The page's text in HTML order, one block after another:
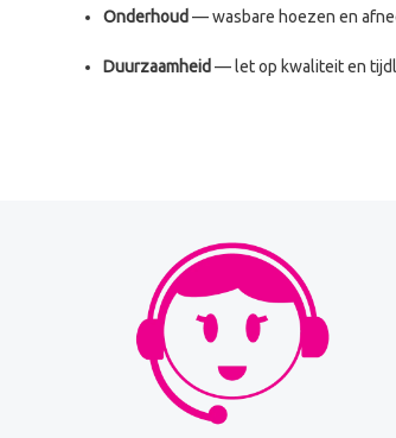
Onderhoud — wasbare hoezen en
Duurzaamheid — let op kwaliteit en